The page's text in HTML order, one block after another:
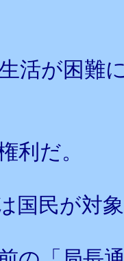
活が困難
利だ。
国民が対